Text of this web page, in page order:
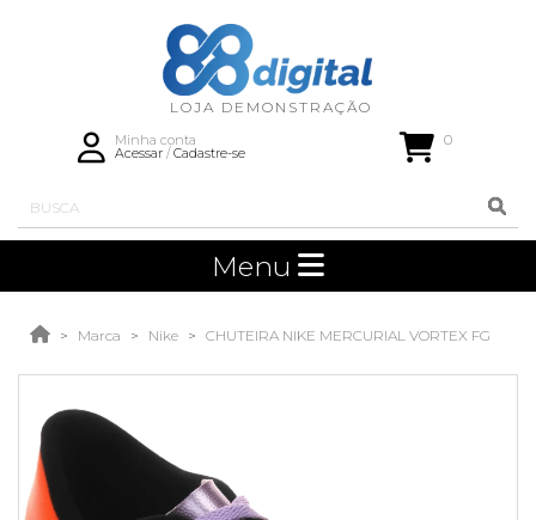
Minha conta
Acessar/Cadastre-se
0
Menu
Marca Nike CHUTEIRA NIKE MERCURIAL VORTEX FG